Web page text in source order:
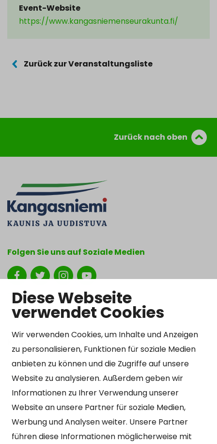
Diese Webseite
verwendet Cookies
Wir verwenden Cookies, um Inhalte und Anzeigen
zu personalisieren, Funktionen für soziale Medien
anbieten zu können und die Zugriffe auf unsere
Website zu analysieren. Außerdem geben wir
Informationen zu Ihrer Verwendung unserer
Website an unsere Partner für soziale Medien,
Werbung und Analysen weiter. Unsere Partner
führen diese Informationen möglicherweise mit
Event-Website
https://www.kangasniemenseurakunta.fi/
Zurück zur Veranstaltungsliste
Zurück nach oben
Folgen Sie uns auf Soziale Medien
Show my cookie settings
Kangasniemen kunta
Otto Mannisen tie 2
51200 Kangasniemi
kirjaamo@kangasniemi.fi
Tel. 040 719 9370
Y-tunnus 0164690-3